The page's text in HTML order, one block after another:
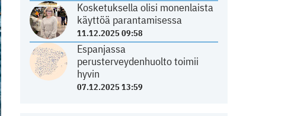
Kosketuksella olisi monenlaista
käyttöä parantamisessa
11.12.2025 09:58
Espanjassa
perusterveydenhuolto toimii
hyvin
07.12.2025 13:59